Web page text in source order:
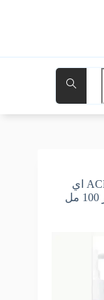
ACM Novophane Anti Hair Loss Lotion 100Ml اي